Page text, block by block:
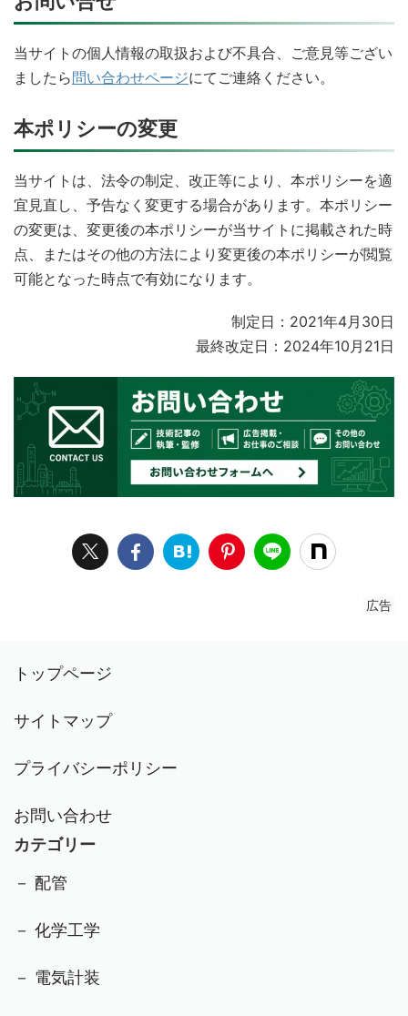
当サイトの個人情報の取扱および不具合、ご意見等ござい
ましたら問い合わせページにてご連絡ください。
本ポリシーの変更
当サイトは、法令の制定、改正等により、本ポリシーを適
宜見直し、予告なく変更する場合があります。本ポリシー
の変更は、変更後の本ポリシーが当サイトに掲載された時
点、またはその他の方法により変更後の本ポリシーが閲覧
可能となった時点で有効になります。
制定日：2021年4月30日
最終改定日：2024年10月21日
広告
トップページ
サイトマップ
プライバシーポリシー
お問い合わせ
カテゴリー
－ 配管
－ 化学工学
－ 電気計装